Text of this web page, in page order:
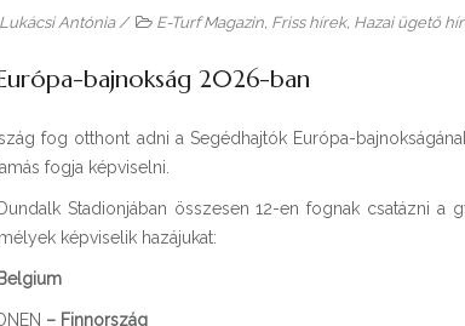
Lukácsi Antónia/ E-Turf Magazin, Friss hírek, Hazai ügető
bajnokság 2026-ban
fog otthont adni a Segédhajtók Európa-
fogja képviselni.
Stadionjában összesen 12-en fognak csatázni a
képviselik hazájukat:
– Finnország